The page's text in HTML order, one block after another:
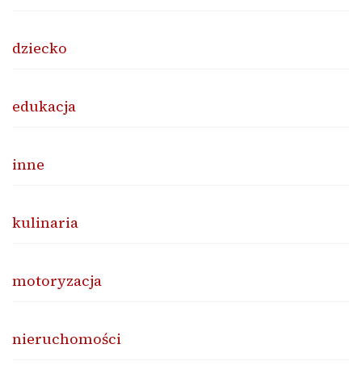
dziecko
edukacja
inne
kulinaria
motoryzacja
nieruchomości